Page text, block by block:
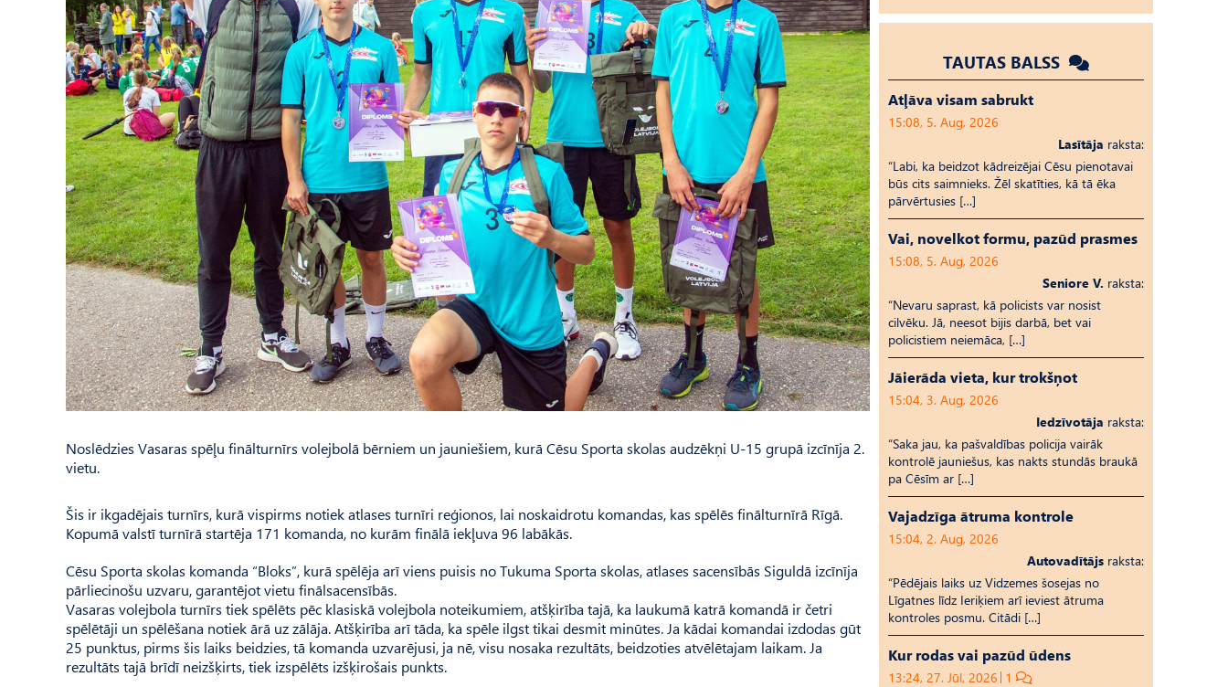
Noslēdzies Vasaras spēļu finālturnīrs volejbolā bērniem un jauniešiem, kurā Cēsu Sporta skolas audzēkņi U-15 grupā izcīnīja 2.
vietu.
Šis ir ikgadējais turnīrs, kurā vispirms notiek atlases turnīri reģionos, lai noskaidrotu komandas, kas spēlēs finālturnīrā Rīgā.
Kopumā valstī turnīrā startēja 171 komanda, no kurām finālā iekļuva 96 labākās.
Cēsu Sporta skolas komanda “Bloks”, kurā spēlēja arī viens puisis no Tukuma Sporta skolas, atlases sacensībās Siguldā izcīnīja
pārliecinošu uzvaru, garantējot vietu finālsacensībās.
Vasaras volejbola turnīrs tiek spēlēts pēc klasiskā volejbola noteikumiem, atšķirība tajā, ka laukumā katrā komandā ir četri
spēlētāji un spēlēšana notiek ārā uz zālāja. Atšķirība arī tāda, ka spēle ilgst tikai desmit minūtes. Ja kādai komandai izdodas gūt
25 punktus, pirms šis laiks beidzies, tā komanda uzvarējusi, ja nē, visu nosaka rezultāts, beidzoties atvēlētajam laikam. Ja
rezultāts tajā brīdī neizšķirts, tiek izspēlēts izšķirošais punkts.
TAUTAS BALSS
Atļāva visam sabrukt
15:08, 5. Aug, 2026
Lasītāja raksta:
“Labi, ka beidzot kādreizējai Cēsu pienotavai
būs cits saimnieks. Žēl skatīties, kā tā ēka
pārvērtusies […]
Vai, novelkot formu, pazūd prasmes
15:08, 5. Aug, 2026
Seniore V. raksta:
“Nevaru saprast, kā policists var nosist
cilvēku. Jā, neesot bijis darbā, bet vai
policistiem neiemāca, […]
Jāierāda vieta, kur trokšņot
15:04, 3. Aug, 2026
Iedzīvotāja raksta:
“Saka jau, ka pašvaldības policija vairāk
kontrolē jauniešus, kas nakts stundās braukā
pa Cēsīm ar […]
Vajadzīga ātruma kontrole
15:04, 2. Aug, 2026
Autovadītājs raksta:
“Pēdējais laiks uz Vid­ze­mes šosejas no
Līgatnes līdz Ieriķiem arī ieviest ātruma
kontroles posmu. Citādi […]
Kur rodas vai pazūd ūdens
13:24, 27. Jūl, 2026 1